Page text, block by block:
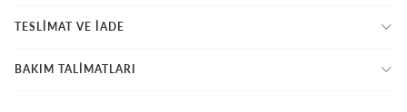
TESLİMAT VE İADE
BAKIM TALİMATLARI